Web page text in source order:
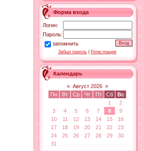
Форма входа
Логин:
Пароль:
запомнить
Забыл пароль Регистрация
Календарь
« Август 2026 »
Пн
Вт Ср Чт Пт Сб
Вс
1
2
3
4 5 6 7 8
9
10
11 12 13 14 15
16
17
18 19 20 21 22
23
24
25 26 27 28 29
30
31